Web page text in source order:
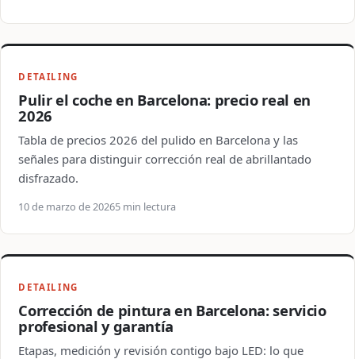
DETAILING
Pulir el coche en Barcelona: precio real en
2026
Tabla de precios 2026 del pulido en Barcelona y las
señales para distinguir corrección real de abrillantado
disfrazado.
10 de marzo de 20265 min lectura
DETAILING
Corrección de pintura en Barcelona: servicio
profesional y garantía
Etapas, medición y revisión contigo bajo LED: lo que